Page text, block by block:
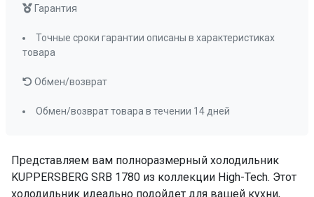
Длина сетевого шнура
Представляем вам полноразмерный холодильник
KUPPERSBERG SRB 1780 из коллекции High-Tech. Этот
холодильник идеально подойдет для вашей кухни,
Гарантия
Точные сроки гарантии описаны в характеристиках
товара
Обмен/возврат
Обмен/возврат товара в течении 14 дней